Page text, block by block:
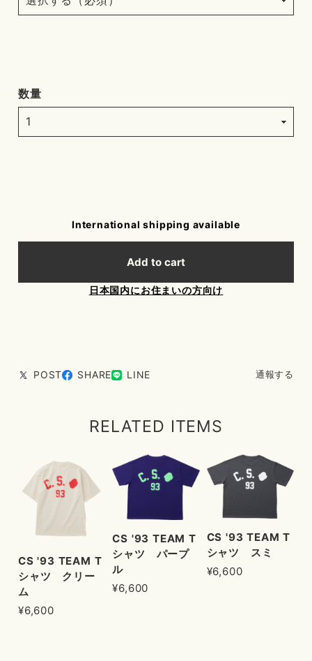
数量
International shipping available
Add to cart
日本国内にお住まいの方向け
POST SHARE LINE 通報する
RELATED ITEMS
CS '93 TEAM T
シャツ クリー
ム
¥6,600
CS '93 TEAM T
シャツ パープ
ル
¥6,600
CS '93 TEAM T
シャツ スミ
¥6,600